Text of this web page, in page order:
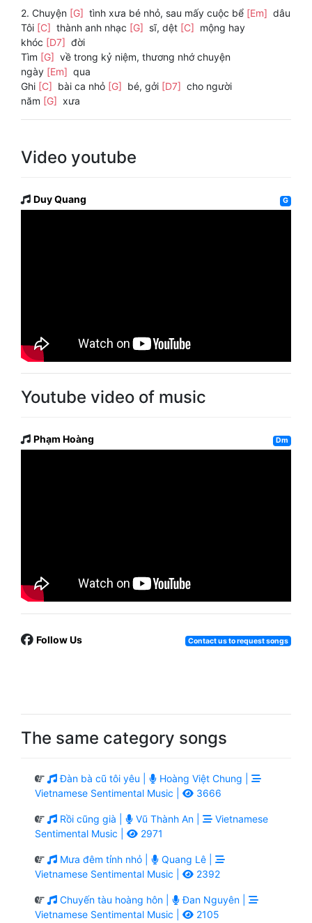
2. Chuyện [G] tình xưa bé nhỏ, sau mấy cuộc bể [Em] dâu
Tôi [C] thành anh nhạc [G] sĩ, dệt [C] mộng hay
khóc [D7] đời
Tìm [G] về trong kỷ niệm, thương nhớ chuyện
ngày [Em] qua
Ghi [C] bài ca nhỏ [G] bé, gởi [D7] cho người
năm [G] xưa
Video youtube
Duy Quang G
Youtube video of music
Phạm Hoàng Dm
Follow Us Contact us to request songs
The same category songs
Đàn bà cũ tôi yêu |
Hoàng Việt Chung |
Vietnamese Sentimental Music |
3666
Rồi cũng già | Vũ Thành An |
Vietnamese
Sentimental Music |
2971
Mưa đêm tỉnh nhỏ |
Quang Lê |
Vietnamese Sentimental Music |
2392
Chuyến tàu hoàng hôn |
Đan Nguyên |
Vietnamese Sentimental Music |
2105